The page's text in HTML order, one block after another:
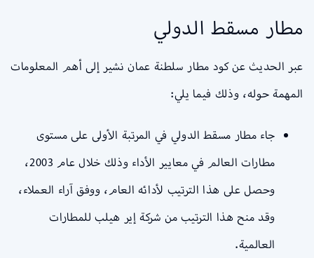
مطار مسقط الدولي
عبر الحديث عن كود مطار سلطنة عمان نشير إلى أهم المعلومات
المهمة حوله، وذلك فيما يلي:
جاء مطار مسقط الدولي في المرتبة الأولى على مستوى
مطارات العالم في معايير الأداء وذلك خلال عام 2003،
وحصل على هذا الترتيب لأدائه العام، ووفق آراء العملاء،
وقد منح هذا الترتيب من شركة إير هيلب للمطارات
العالمية.